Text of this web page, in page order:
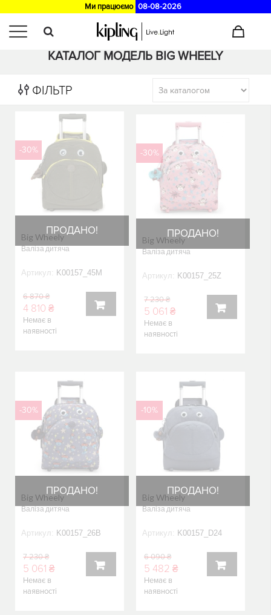
Ми працюємо 08-08-2026
Головна >Каталог
КАТАЛОГ МОДЕЛЬ BIG WHEELY
ФІЛЬТР
ПРОДАНО!
-30%
Big Wheely
Валіза дитяча
Артикул: K00157_45M
6 870 ₴
4 810 ₴
Немає в
наявності
ПРОДАНО!
-30%
Big Wheely
Валіза дитяча
Артикул: K00157_25Z
7 230 ₴
5 061 ₴
Немає в
наявності
ПРОДАНО!
-30%
Big Wheely
Валіза дитяча
Артикул: K00157_26B
7 230 ₴
5 061 ₴
Немає в
наявності
ПРОДАНО!
-10%
Big Wheely
Валіза дитяча
Артикул: K00157_D24
6 090 ₴
5 482 ₴
Немає в
наявності